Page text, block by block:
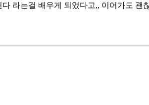
라는걸 배우게 되었다고,, 이어가도 괜